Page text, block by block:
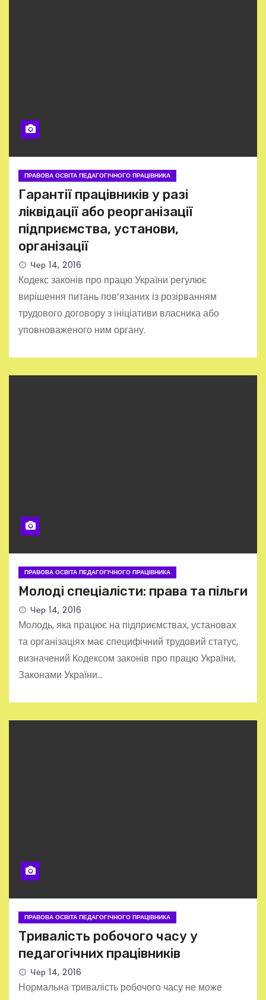
ПРАВОВА ОСВІТА ПЕДАГОГІЧНОГО ПРАЦІВНИКА
Гарантії працівників у разі
ліквідації або реорганізації
підприємства, установи,
організації
Чер 14, 2016
Кодекс законів про працю України регулює
вирішення питань пов’язаних із розірванням
трудового договору з ініціативи власника або
уповноваженого ним органу.
ПРАВОВА ОСВІТА ПЕДАГОГІЧНОГО ПРАЦІВНИКА
Молоді спеціалісти: права та пільги
Чер 14, 2016
Молодь, яка працює на підприємствах, установах
та організаціях має специфічний трудовий статус,
визначений Кодексом законів про працю України,
Законами України…
ПРАВОВА ОСВІТА ПЕДАГОГІЧНОГО ПРАЦІВНИКА
Тривалість робочого часу у
педагогічних працівників
Чер 14, 2016
Нормальна тривалість робочого часу не може